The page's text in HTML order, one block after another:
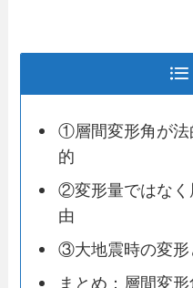
①層間変形角が法
的
②変形量ではなく
由
③大地震時の変形
まとめ：層間変